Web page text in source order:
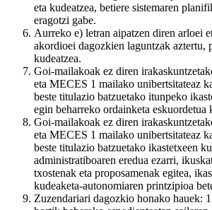
eta kudeatzea, betiere sistemaren
eragotzi gabe.
Aurreko e) letran aipatzen diren arloei
akordioei dagozkien laguntzak aztertu,
kudeatzea.
Goi-mailakoak ez diren
eta MECES 1 mailako unibertsitateaz
beste titulazio batzuetako itunpeko
egin beharreko ordainketa eskuordetua
Goi-mailakoak ez diren
eta MECES 1 mailako unibertsitateaz
beste titulazio batzuetako ikastetxeen
administratiboaren eredua ezarri,
txostenak eta proposamenak egitea,
kudeaketa-autonomiaren printzipioa
Zuzendariari dagozkio honako hauek: